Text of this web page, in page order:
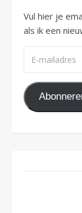
Vul hier je
als ik een